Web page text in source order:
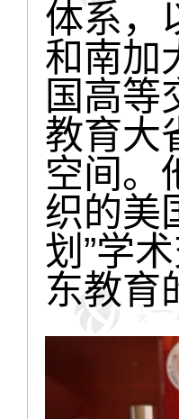
体系，
和南加
国高等
教育大
空间。
织的美
划”学
东教育